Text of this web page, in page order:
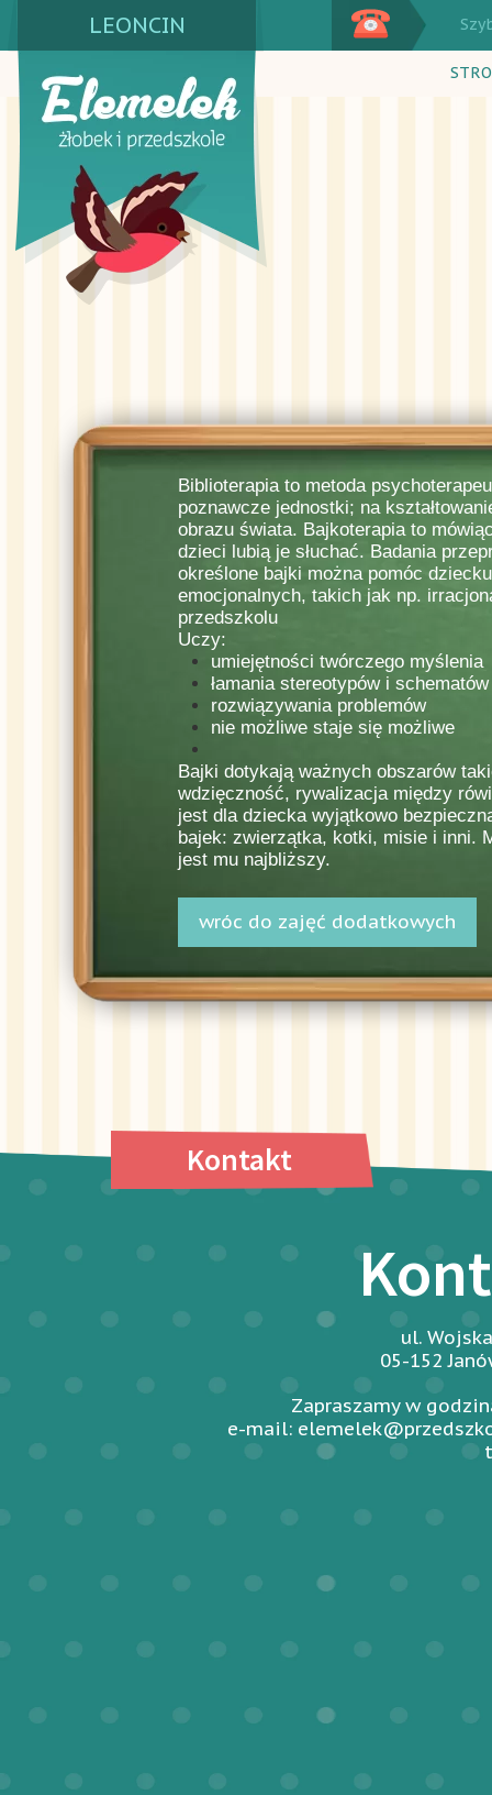
Kontakt
ul.
05-152
Zapraszamy w
e-mail:
LEONCIN
wróc do zajęć dodatkowych
Biblioterapia to metoda
poznawcze jednostki; na
obrazu świata. Bajkoterapia to
dzieci lubią je słuchać. Badania
określone bajki można pomóc
emocjonalnych, takich jak np.
przedszkolu
Uczy:
umiejętności twórczego myślenia
łamania stereotypów i schematów
rozwiązywania problemów
nie możliwe staje się możliwe
Bajki dotykają ważnych obszarów
wdzięczność, rywalizacja między
jest dla dziecka wyjątkowo
bajek: zwierzątka, kotki, misie i inni.
jest mu najbliższy.